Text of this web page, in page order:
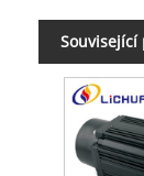
Související